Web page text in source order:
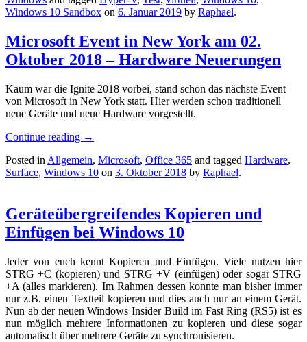
Windows 10 Sandbox on 6. Januar 2019 by Raphael.
Microsoft Event in New York am 02.
Oktober 2018 – Hardware Neuerungen
Kaum war die Ignite 2018 vorbei, stand schon das nächste Event
von Microsoft in New York statt. Hier werden schon traditionell
neue Geräte und neue Hardware vorgestellt.
Continue reading →
Posted in Allgemein, Microsoft, Office 365 and tagged Hardware,
Surface, Windows 10 on 3. Oktober 2018 by Raphael.
Geräteübergreifendes Kopieren und
Einfügen bei Windows 10
Jeder von euch kennt Kopieren und Einfügen. Viele nutzen hier
STRG +C (kopieren) und STRG +V (einfügen) oder sogar STRG
+A (alles markieren). Im Rahmen dessen konnte man bisher immer
nur z.B. einen Textteil kopieren und dies auch nur an einem Gerät.
Nun ab der neuen Windows Insider Build im Fast Ring (RS5) ist es
nun möglich mehrere Informationen zu kopieren und diese sogar
automatisch über mehrere Geräte zu synchronisieren.